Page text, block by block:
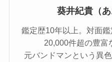
葵井紀貴（あ
鑑定歴10年以上。対面
20,000件超の豊富
元バンドマンという異